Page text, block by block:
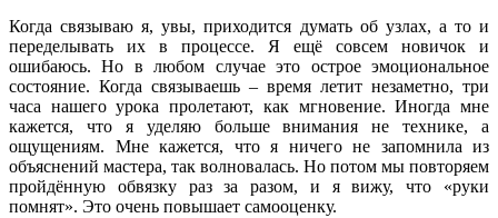
Когда связываю я, увы, приходится думать об узлах, а то и
переделывать их в процессе. Я ещё совсем новичок и
ошибаюсь. Но в любом случае это острое эмоциональное
состояние. Когда связываешь – время летит незаметно, три
часа нашего урока пролетают, как мгновение. Иногда мне
кажется, что я уделяю больше внимания не технике, а
ощущениям. Мне кажется, что я ничего не запомнила из
объяснений мастера, так волновалась. Но потом мы повторяем
пройдённую обвязку раз за разом, и я вижу, что «руки
помнят». Это очень повышает самооценку.